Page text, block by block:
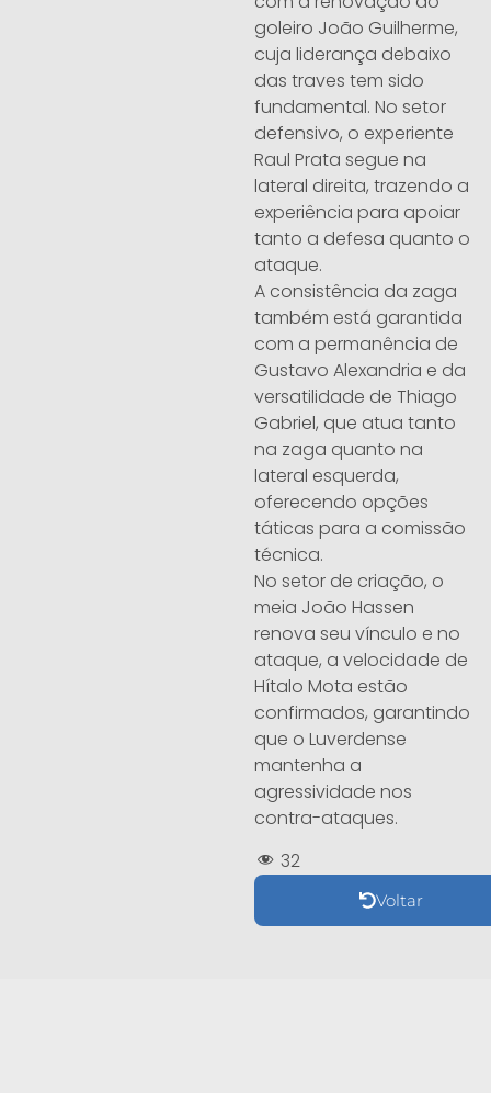
goleiro João Guilherme,
cuja liderança debaixo
das traves tem sido
fundamental. No setor
defensivo, o experiente
Raul Prata segue na
lateral direita, trazendo a
experiência para apoiar
tanto a defesa quanto o
ataque.
A consistência da zaga
também está garantida
com a permanência de
Gustavo Alexandria e da
versatilidade de Thiago
Gabriel, que atua tanto
na zaga quanto na
lateral esquerda,
oferecendo opções
táticas para a comissão
técnica.
No setor de criação, o
meia João Hassen
renova seu vínculo e no
ataque, a velocidade de
Hítalo Mota estão
confirmados, garantindo
que o Luverdense
mantenha a
agressividade nos
contra-ataques.
32
Voltar